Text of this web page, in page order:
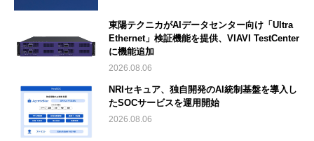
東陽テクニカがAIデータセンター向け「Ultra
Ethernet」検証機能を提供、VIAVI TestCenter
に機能追加
2026.08.06
NRIセキュア、独自開発のAI統制基盤を導入し
たSOCサービスを運用開始
2026.08.06